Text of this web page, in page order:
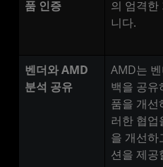
품 인증
의 엄격한
니다.
벤더와 AMD
분석 공유
AMD는
백을 공유
품을 개선
러한 협업
을 개선하
션을 제공